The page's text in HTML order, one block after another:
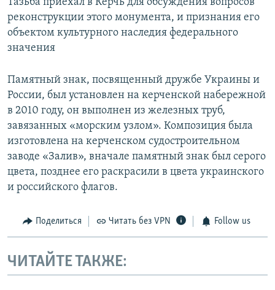
Тазьба приехал в Керчь для обсуждения вопросов
реконструкции этого монумента, и признания его
объектом культурного наследия федерального
значения
Памятный знак, посвященный дружбе Украины и
России, был установлен на керченской набережной
в 2010 году, он выполнен из железных труб,
завязанных «морским узлом». Композиция была
изготовлена на керченском судостроительном
заводе «Залив», вначале памятный знак был серого
цвета, позднее его раскрасили в цвета украинского
и российского флагов.
Поделиться Читать без VPN Follow us
ЧИТАЙТЕ ТАКЖЕ: